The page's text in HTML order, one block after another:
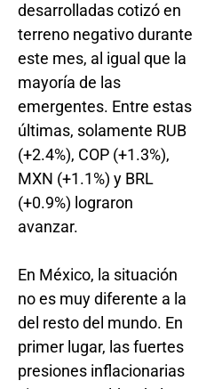
desarrolladas cotizó en
terreno negativo durante
este mes, al igual que la
mayoría de las
emergentes. Entre estas
últimas, solamente RUB
(+2.4%), COP (+1.3%),
MXN (+1.1%) y BRL
(+0.9%) lograron
avanzar.
En México, la situación
no es muy diferente a la
del resto del mundo. En
primer lugar, las fuertes
presiones inflacionarias